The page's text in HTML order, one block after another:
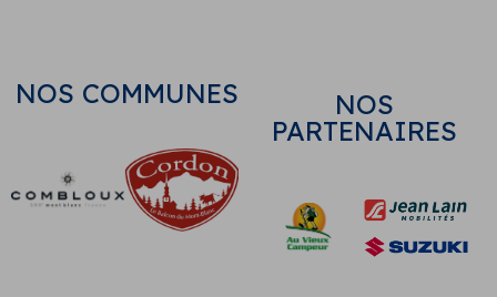
NOS COMMUNES
NOS
PARTENAIRES